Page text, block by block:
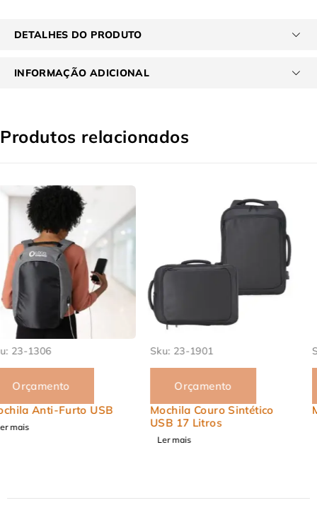
DETALHES DO PRODUTO
INFORMAÇÃO ADICIONAL
Produtos relacionados
Sku:23-1901
Orçamento
Mochila Couro Sintético
USB 17 Litros
Sku:23-8051
Orçamento
Mochila de Nylon 25L
Ler mais